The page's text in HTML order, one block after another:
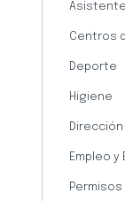
Centros
Deporte
Higiene
Empleo y